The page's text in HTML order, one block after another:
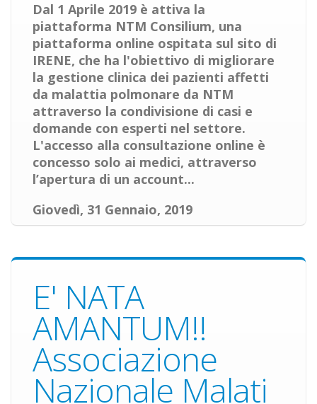
Dal 1 Aprile 2019 è attiva la
piattaforma NTM Consilium, una
piattaforma online ospitata sul sito di
IRENE, che ha l'obiettivo di migliorare
la gestione clinica dei pazienti affetti
da malattia polmonare da NTM
attraverso la condivisione di casi e
domande con esperti nel settore.
L'accesso alla consultazione online è
concesso solo ai medici, attraverso
l’apertura di un account...
Giovedì, 31 Gennaio, 2019
E' NATA
AMANTUM!!
Associazione
Nazionale Malati